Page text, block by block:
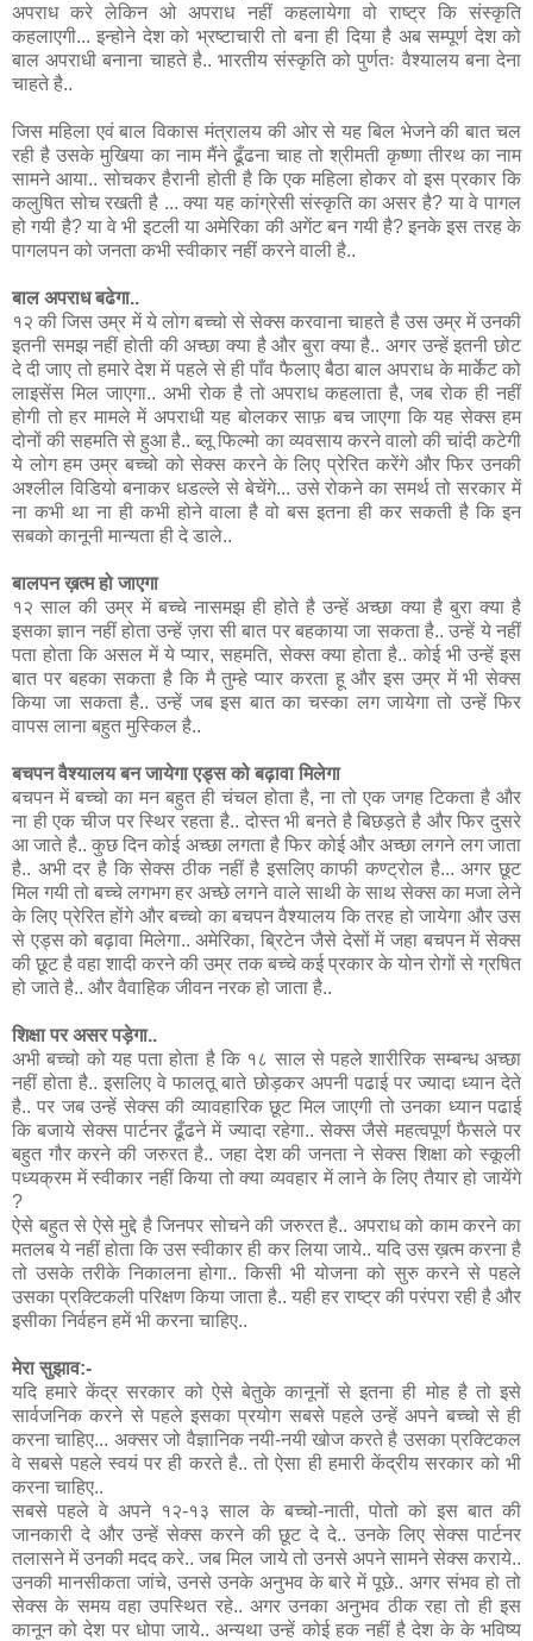
अपराध करे लेकिन ओ अपराध नहीं कहलायेगा वो राष्ट्र कि संस्कृति
कहलाएगी... इन्होने देश को भ्रष्टाचारी तो बना ही दिया है अब सम्पूर्ण देश को
बाल अपराधी बनाना चाहते है.. भारतीय संस्कृति को पुर्णतः वैश्यालय बना देना
चाहते है..
जिस महिला एवं बाल विकास मंत्रालय की ओर से यह बिल भेजने की बात चल
रही है उसके मुखिया का नाम मैंने ढूँढना चाह तो श्रीमती कृष्णा तीरथ का नाम
सामने आया.. सोचकर हैरानी होती है कि एक महिला होकर वो इस प्रकार कि
कलुषित सोच रखती है ... क्या यह कांग्रेसी संस्कृति का असर है? या वे पागल
हो गयी है? या वे भी इटली या अमेरिका की अगेंट बन गयी है? इनके इस तरह के
पागलपन को जनता कभी स्वीकार नहीं करने वाली है..
बाल अपराध बढेगा..
१२ की जिस उम्र में ये लोग बच्चो से सेक्स करवाना चाहते है उस उम्र में उनकी
इतनी समझ नहीं होती की अच्छा क्या है और बुरा क्या है.. अगर उन्हें इतनी छोट
दे दी जाए तो हमारे देश में पहले से ही पाँव फैलाए बैठा बाल अपराध के मार्केट को
लाइसेंस मिल जाएगा.. अभी रोक है तो अपराध कहलाता है, जब रोक ही नहीं
होगी तो हर मामले में अपराधी यह बोलकर साफ़ बच जाएगा कि यह सेक्स हम
दोनों की सहमति से हुआ है.. ब्लू फिल्मो का व्यवसाय करने वालो की चांदी कटेगी
ये लोग हम उम्र बच्चो को सेक्स करने के लिए प्रेरित करेंगे और फिर उनकी
अश्लील विडियो बनाकर धडल्ले से बेचेंगे... उसे रोकने का समर्थ तो सरकार में
ना कभी था ना ही कभी होने वाला है वो बस इतना ही कर सकती है कि इन
सबको कानूनी मान्यता ही दे डाले..
बालपन ख़त्म हो जाएगा
१२ साल की उम्र में बच्चे नासमझ ही होते है उन्हें अच्छा क्या है बुरा क्या है
इसका ज्ञान नहीं होता उन्हें ज़रा सी बात पर बहकाया जा सकता है.. उन्हें ये नहीं
पता होता कि असल में ये प्यार, सहमति, सेक्स क्या होता है.. कोई भी उन्हें इस
बात पर बहका सकता है कि मै तुम्हे प्यार करता हू और इस उम्र में भी सेक्स
किया जा सकता है.. उन्हें जब इस बात का चस्का लग जायेगा तो उन्हें फिर
वापस लाना बहुत मुस्किल है..
बचपन वैश्यालय बन जायेगा एड्स को बढ़ावा मिलेगा
बचपन में बच्चो का मन बहुत ही चंचल होता है, ना तो एक जगह टिकता है और
ना ही एक चीज पर स्थिर रहता है.. दोस्त भी बनते है बिछड़ते है और फिर दुसरे
आ जाते है.. कुछ दिन कोई अच्छा लगता है फिर कोई और अच्छा लगने लग जाता
है.. अभी दर है कि सेक्स ठीक नहीं है इसलिए काफी कण्ट्रोल है... अगर छूट
मिल गयी तो बच्चे लगभग हर अच्छे लगने वाले साथी के साथ सेक्स का मजा लेने
के लिए प्रेरित होंगे और बच्चो का बचपन वैश्यालय कि तरह हो जायेगा और उस
से एड्स को बढ़ावा मिलेगा.. अमेरिका, ब्रिटेन जैसे देसों में जहा बचपन में सेक्स
की छूट है वहा शादी करने की उम्र तक बच्चे कई प्रकार के योन रोगों से ग्रषित
हो जाते है.. और वैवाहिक जीवन नरक हो जाता है..
शिक्षा पर असर पड़ेगा..
अभी बच्चो को यह पता होता है कि १८ साल से पहले शारीरिक सम्बन्ध अच्छा
नहीं होता है.. इसलिए वे फालतू बाते छोड़कर अपनी पढाई पर ज्यादा ध्यान देते
है.. पर जब उन्हें सेक्स की व्यावहारिक छूट मिल जाएगी तो उनका ध्यान पढाई
कि बजाये सेक्स पार्टनर ढूँढने में ज्यादा रहेगा.. सेक्स जैसे महत्वपूर्ण फैसले पर
बहुत गौर करने की जरुरत है.. जहा देश की जनता ने सेक्स शिक्षा को स्कूली
पध्यक्रम में स्वीकार नहीं किया तो क्या व्यवहार में लाने के लिए तैयार हो जायेंगे
?
ऐसे बहुत से ऐसे मुद्दे है जिनपर सोचने की जरुरत है.. अपराध को काम करने का
मतलब ये नहीं होता कि उस स्वीकार ही कर लिया जाये.. यदि उस ख़त्म करना है
तो उसके तरीके निकालना होगा.. किसी भी योजना को सुरु करने से पहले
उसका प्रक्टिकली परिक्षण किया जाता है.. यही हर राष्ट्र की परंपरा रही है और
इसीका निर्वहन हमें भी करना चाहिए..
मेरा सुझाव:-
यदि हमारे केंद्र सरकार को ऐसे बेतुके कानूनों से इतना ही मोह है तो इसे
सार्वजनिक करने से पहले इसका प्रयोग सबसे पहले उन्हें अपने बच्चो से ही
करना चाहिए... अक्सर जो वैज्ञानिक नयी-नयी खोज करते है उसका प्रक्टिकल
वे सबसे पहले स्वयं पर ही करते है.. तो ऐसा ही हमारी केंद्रीय सरकार को भी
करना चाहिए..
सबसे पहले वे अपने १२-१३ साल के बच्चो-नाती, पोतो को इस बात की
जानकारी दे और उन्हें सेक्स करने की छूट दे दे.. उनके लिए सेक्स पार्टनर
तलासने में उनकी मदद करे.. जब मिल जाये तो उनसे अपने सामने सेक्स कराये..
उनकी मानसीकता जांचे, उनसे उनके अनुभव के बारे में पूछे.. अगर संभव हो तो
सेक्स के समय वहा उपस्थित रहे.. अगर उनका अनुभव ठीक रहा तो ही इस
कानून को देश पर धोपा जाये.. अन्यथा उन्हें कोई हक नहीं है देश के के भविष्य